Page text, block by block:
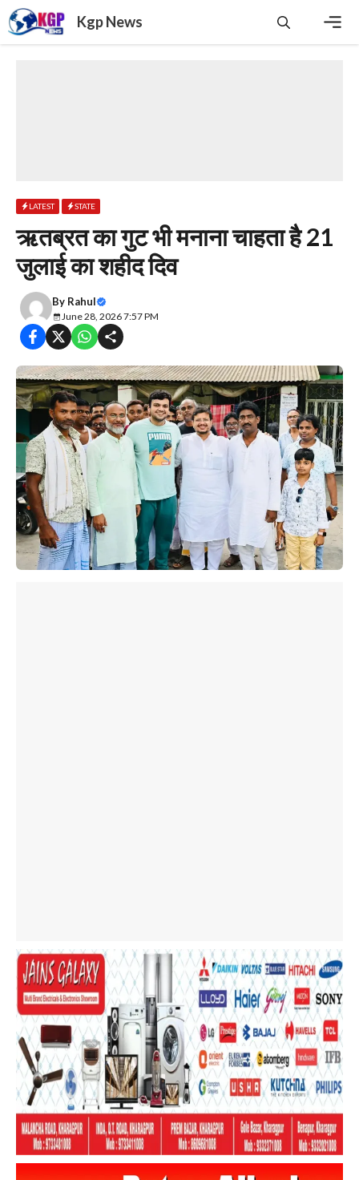
Skip
to
content
Kgp News
LATEST STATE
ऋतब्रत का गुट भी मनाना चाहता है 21
जुलाई का शहीद दिव
By Rahul
June 28, 2026 7:57 PM